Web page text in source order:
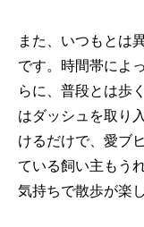
また、いつもとは
です。時間帯によ
らに、普段とは歩
はダッシュを取り
けるだけで、愛ブ
ている飼い主もう
気持ちで散歩が楽